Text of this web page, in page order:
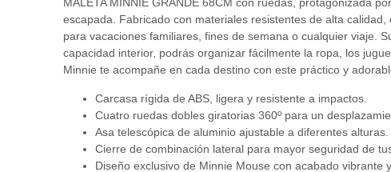
MALETA MINNIE GRANDE 68CM con ruedas, protagonizada
escapada. Fabricado con materiales resistentes de alta
para vacaciones familiares, fines de semana o cualquier viaje.
capacidad interior, podrás organizar fácilmente la ropa, los
Minnie te acompañe en cada destino con este práctico y
Carcasa rígida de ABS, ligera y resistente a impactos.
Cuatro ruedas dobles giratorias 360º para un
Asa telescópica de aluminio ajustable a diferentes alturas.
Cierre de combinación lateral para mayor seguridad de
Diseño exclusivo de Minnie Mouse con acabado vibrante